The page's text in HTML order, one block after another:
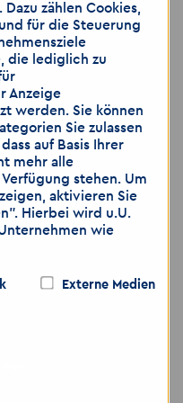
3, 02625
hin, dass die
Daten
wird. Bitte
Mail zusenden,
wie zum
zählen Cookies,
für die Steuerung
die lediglich zu
Anzeige
werden. Sie können
Sie zulassen
auf Basis Ihrer
mehr alle
stehen. Um
aktivieren Sie
Hierbei wird u.U.
wie
Externe Medien